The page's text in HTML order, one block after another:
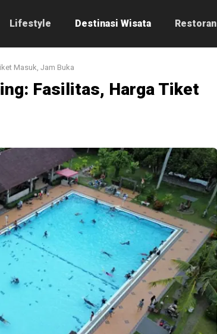
Lifestyle Destinasi Wisata Restoran
Masuk, Jam Buka
Fasilitas, Harga Tiket